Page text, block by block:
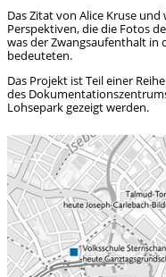
Das Zitat von Alice Kruse
Perspektiven, die die Fotos
was der Zwangsaufenthalt in
bedeuteten.
Das Projekt ist Teil einer
des
Lohsepark gezeigt werden.